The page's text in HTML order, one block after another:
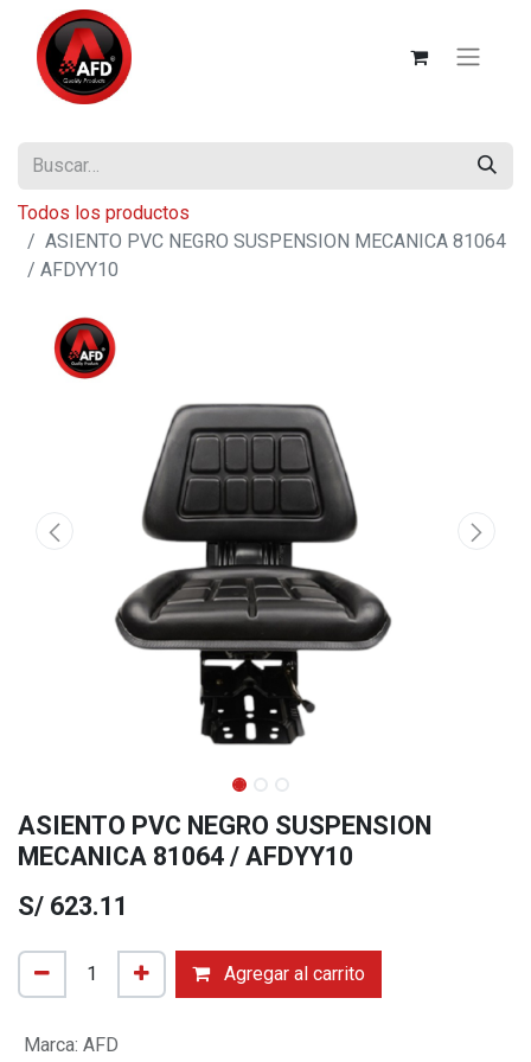
Todos los productos
ASIENTO PVC NEGRO SUSPENSION MECANICA 81064
/ AFDYY10
ASIENTO PVC NEGRO SUSPENSION
MECANICA 81064 / AFDYY10
S/ 623.11
Agregar al carrito
Marca: AFD